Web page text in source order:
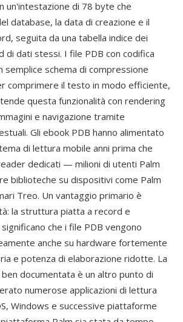
un'intestazione di 78 byte che
database, la data di creazione e il
seguita da una tabella indice dei
di dati stessi. I file PDB con codifica
semplice schema di compressione
comprimere il testo in modo efficiente,
questa funzionalità con rendering
e navigazione tramite
Gli ebook PDB hanno alimentato
di lettura mobile anni prima che
dedicati — milioni di utenti Palm
biblioteche su dispositivi come Palm
Treo. Un vantaggio primario è
la struttura piatta a record e
che i file PDB vengono
anche su hardware fortemente
e potenza di elaborazione ridotte. La
documentata è un altro punto di
numerose applicazioni di lettura
Windows e successive piattaforme